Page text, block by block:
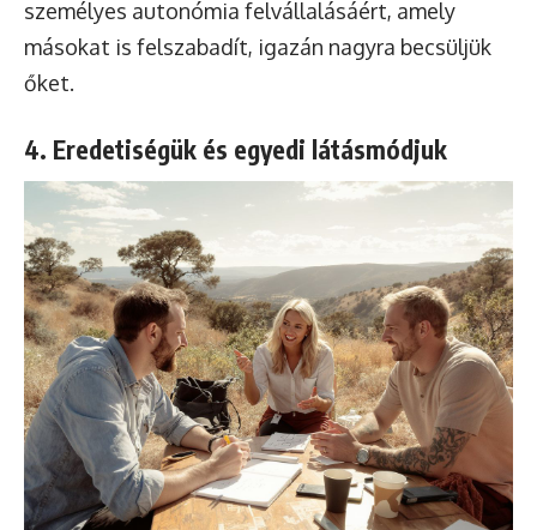
személyes autonómia felvállalásáért, amely
másokat is felszabadít, igazán nagyra becsüljük
őket.
4. Eredetiségük és egyedi látásmódjuk